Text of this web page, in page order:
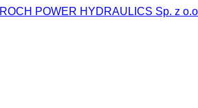
ROCH POWER HYDRAULICS Sp. z o.o.